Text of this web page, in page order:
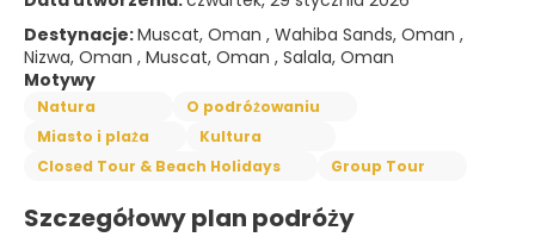
Destynacje:Muscat, Oman , Wahiba Sands, Oman ,
Nizwa, Oman , Muscat, Oman , Salala, Oman
Motywy
Natura
O podróżowaniu
Miasto i plaża
Kultura
Closed Tour & Beach Holidays
Group Tour
Szczegółowy plan podróży